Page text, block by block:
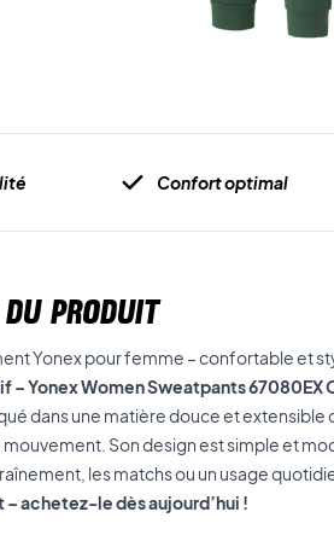
Confort optimal
PRODUIT
Yonex pour femme – confortable et
Yonex Women Sweatpants 67080EX
dans une matière douce et
Son design est simple et
les matchs ou un usage
achetez-le dès aujourd’hui !